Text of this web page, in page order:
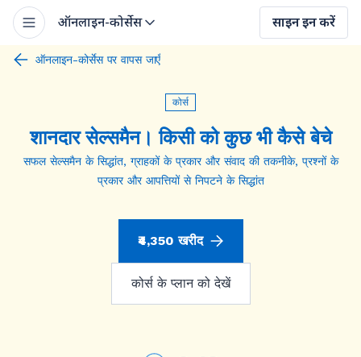
ऑनलाइन-कोर्सेस साइन इन करें
ऑनलाइन-कोर्सेस पर वापस जाएँ
कोर्स
शानदार सेल्समैन। किसी को कुछ भी कैसे बेचे
सफल सेल्समैन के सिद्धांत, ग्राहकों के प्रकार और संवाद की तकनीके, प्रश्नों के
प्रकार और आपत्तियों से निपटने के सिद्धांत
₹4,350 खरीद
कोर्स के प्लान को देखें